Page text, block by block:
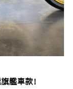
艦車款！